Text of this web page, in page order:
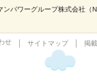
パワーグループ株式会社（
せ サイトマップ 掲